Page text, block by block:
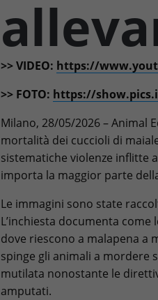
>> VIDEO: https://
>> FOTO: https://
Milano, 28/05/2026 – Animal
mortalità dei cuccioli di
sistematiche violenze inflitte
importa la maggior parte
Le immagini sono state
L’inchiesta documenta
dove riescono a malapena a
spinge gli animali a mordere
mutilata nonostante le
amputati.